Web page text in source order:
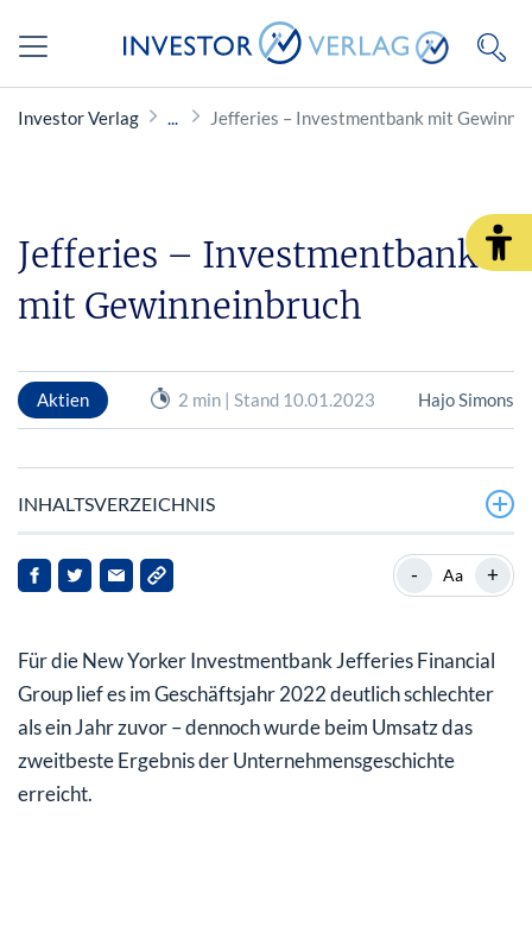
Investor Verlag Jefferies – Investmentbank mit
Jefferies – Investmentbank
mit Gewinneinbruch
Aktien 2 min | Stand 10.01.2023 Hajo Simons
INHALTSVERZEICHNIS
Ende des Börsenbooms reißt Konzernumsatz nach
unten
Dividende mit 30 Cents je Aktie stabil
- Aa +
Für die New Yorker Investmentbank Jefferies Financial
Group lief es im Geschäftsjahr 2022 deutlich schlechter
als ein Jahr zuvor – dennoch wurde beim Umsatz das
zweitbeste Ergebnis der Unternehmensgeschichte
erreicht.